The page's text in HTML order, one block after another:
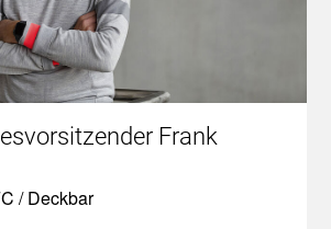
Frank
/ Deckbar